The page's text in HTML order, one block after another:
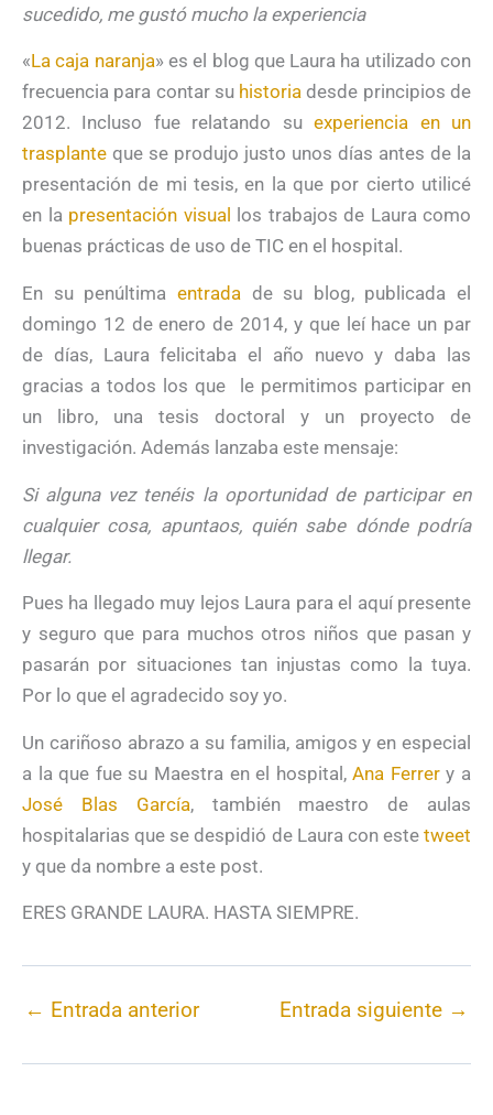
sucedido, me gustó mucho la experiencia
«La caja naranja» es el blog que Laura ha utilizado con
frecuencia para contar su historiadesde principios de
2012. Incluso fue relatando suexperiencia en un
trasplante que se produjo justo unos días antes de la
presentación de mi tesis, en la que por cierto utilicé
en la presentación visual
los trabajos de Laura como
buenas prácticas de uso de TIC en el hospital.
En su penúltima entradade su blog, publicada el
domingo 12 de enero de 2014, y que leí hace un par
de días, Laura felicitaba el año nuevo y daba las
gracias a todos los que le permitimos participar en
un libro, una tesis doctoral y un proyecto de
investigación. Además lanzaba este mensaje:
Si alguna vez tenéis la oportunidad de participar en
cualquier cosa, apuntaos, quién sabe dónde podría
llegar.
Pues ha llegado muy lejos Laura para el aquí presente
y seguro que para muchos otros niños que pasan y
pasarán por situaciones tan injustas como la tuya.
Por lo que el agradecido soy yo.
Un cariñoso abrazo a su familia, amigos y en especial
a la que fue su Maestra en el hospital,Ana Ferrery a
José Blas García, también maestro de aulas
hospitalarias que se despidió de Laura con este tweet
y que da nombre a este post.
ERES GRANDE LAURA. HASTA SIEMPRE.
← Entrada anterior Entrada siguiente →